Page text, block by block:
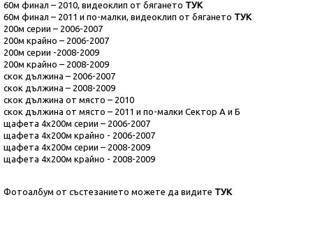
60м финал – 2010, видеоклип от бягането ТУК
60м финал – 2011 и по-малки, видеоклип от бягането ТУК
200м серии – 2006-2007
200м крайно – 2006-2007
200м серии -2008-2009
200м крайно – 2008-2009
скок дължина – 2006-2007
скок дължина – 2008-2009
скок дължина от място – 2010
скок дължина от място – 2011 и по-малки Сектор А и Б
щафета 4х200м серии – 2006-2007
щафета 4х200м крайно - 2006-2007
щафета 4х200м серии – 2008-2009
щафета 4х200м крайно - 2008-2009
Фотоалбум от състезанието можете да видите ТУК